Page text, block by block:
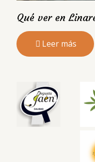
Qué ver en
Leer más